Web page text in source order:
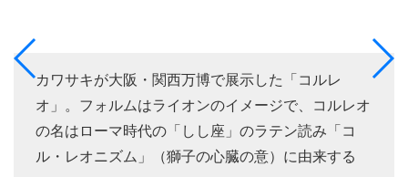
カワサキが大阪・関西万博で展示した「コルレ
オ」。フォルムはライオンのイメージで、コルレオ
の名はローマ時代の「しし座」のラテン読み「コ
ル・レオニズム」（獅子の心臓の意）に由来する